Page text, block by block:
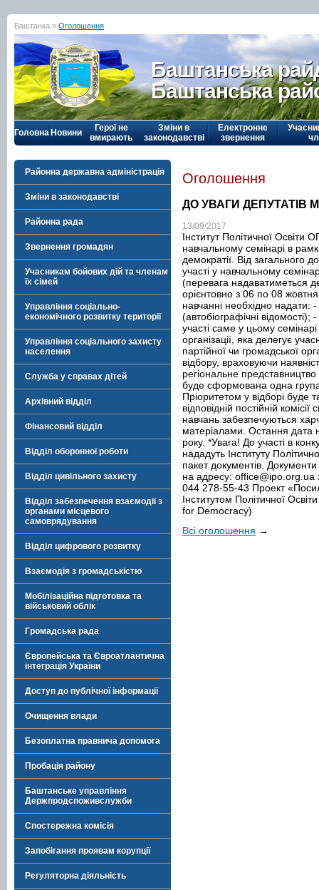
Баштанка » Оголошення
Баштанська
Баштанська
Головна Новини
Герої не
вмирають
Зміни в
законодавстві
Електронне
звернення
Районна державна адміністрація
Зміни в законодавстві
Районна рада
Звернення громадян
Учасникам бойових дій та членам
їх сімей
Управління соціально-
економічного розвитку території
Управління соціального захисту
населення
Служба у справах дітей
Архівний відділ
Фінансовий відділ
Відділ оборонної роботи
Відділ цивільного захисту
Відділ забезпечення взаємодії з
органами місцевого
самоврядування
Відділ цифрового розвитку
Взаємодія з громадськістю
Мобілізаційна підготовка та
військовий облік
Громадська рада
Європейська та Євроатлантична
інтеграція України
Доступ до публічної інформації
Очищення влади
Безоплатна правнича допомога
Пробація району
Баштанське управління
Держпродспоживслужби
Спостережна комісія
Запобігання проявам корупції
Регуляторна діяльність
Оголошення
ДО УВАГИ ДЕПУТАТІВ
13/09/2017
Інститут Політичної Освіти
навчальному семінарі в
демократії. Від загального
участі у навчальному
(перевага надаватиметься
орієнтовно з 06 по 08
навчанні необхідно
(автобіографічні
участі саме у цьому
організації, яка делегує
партійної чи громадської
відбору, враховуючи
регіональне
буде сформована одна
Пріоритетом у відборі буде
відповідній постійній
навчань забезпечуються
матеріалами. Остання дата
року. *Увага! До участі в
нададуть Інституту
пакет документів.
на адресу: office@ipo.org.ua
044 278-55-43 Проект
Інститутом Політичної
for Democracy)
Всі оголошення →